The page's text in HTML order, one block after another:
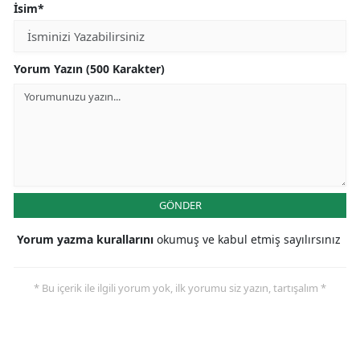
İsim*
Yorum Yazın (500 Karakter)
GÖNDER
Yorum yazma kurallarını okumuş ve kabul etmiş sayılırsınız
* Bu içerik ile ilgili yorum yok, ilk yorumu siz yazın, tartışalım *